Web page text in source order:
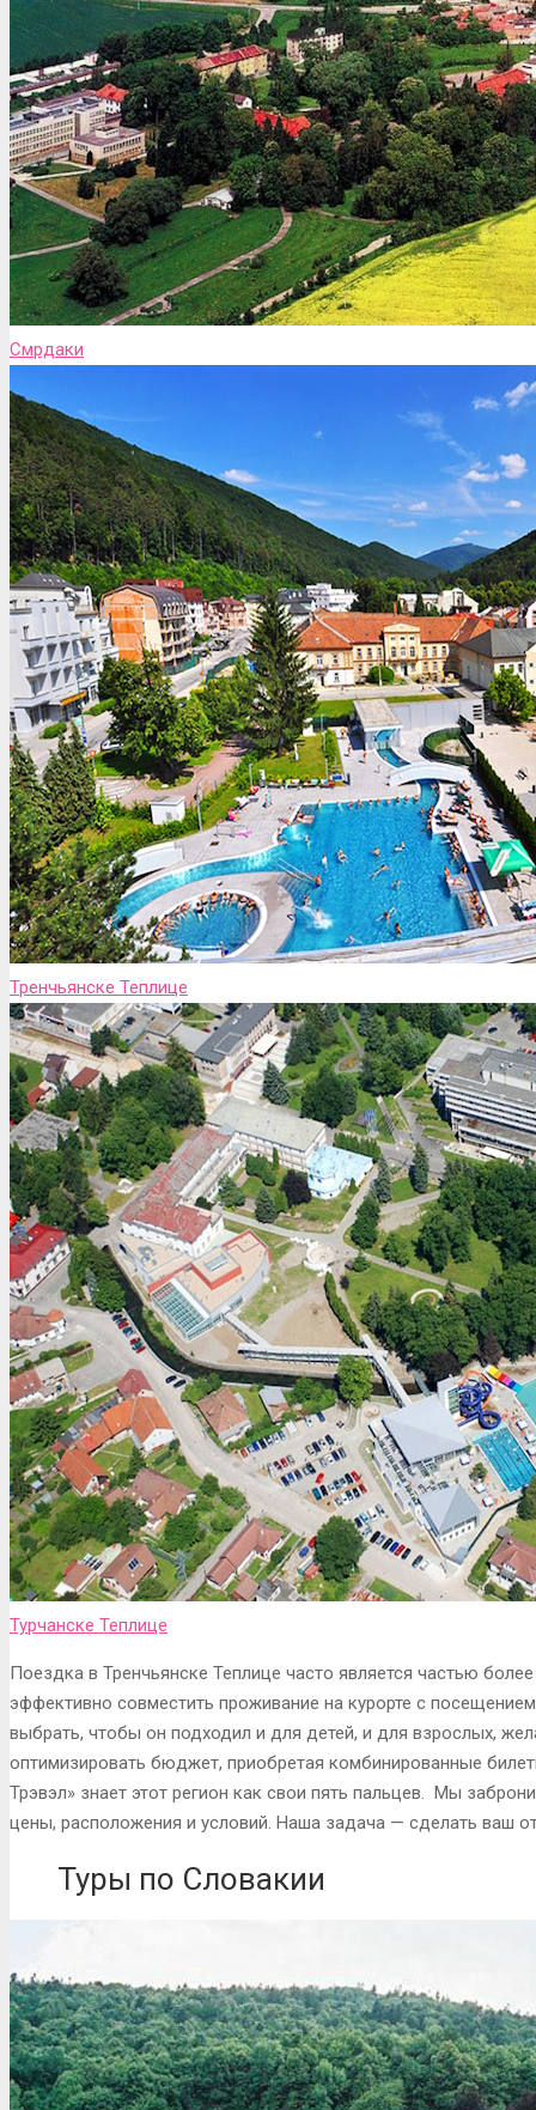
Смрдаки
Тренчьянске Теплице
Турчанске Теплице
Поездка в Тренчьянске Теплице часто является частью
эффективно совместить проживание на курорте с
выбрать, чтобы он подходил и для детей, и для взрослых,
оптимизировать бюджет, приобретая комбинированные
Трэвэл» знает этот регион как свои пять пальцев. Мы
цены, расположения и условий. Наша задача — сделать ваш
Туры по Словакии